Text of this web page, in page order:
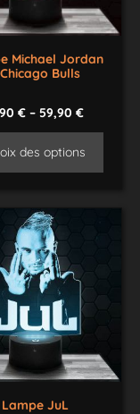
Michael Jordan
Bulls
€– 59,90 €
des options
Lampe JuL